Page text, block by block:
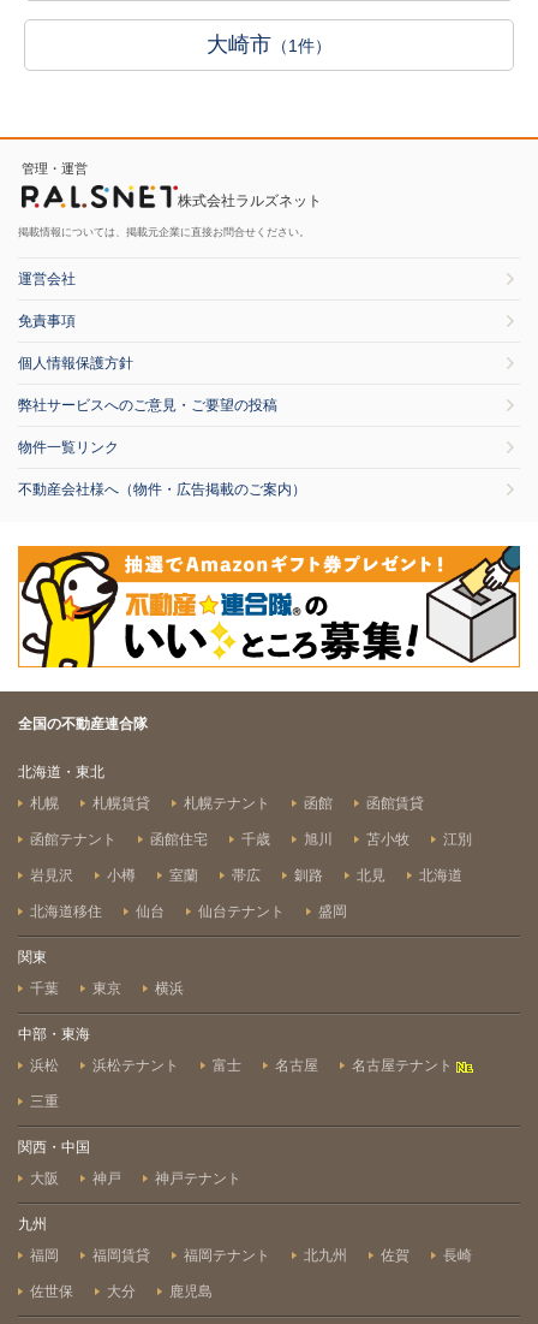
大崎市 （1件）
管理・運営
株式会社ラルズネット
掲載情報については、掲載元企業に直接お問合せください。
運営会社
免責事項
個人情報保護方針
弊社サービスへのご意見・ご要望の投稿
物件一覧リンク
不動産会社様へ（物件・広告掲載のご案内）
全国の不動産連合隊
北海道・東北
札幌
札幌賃貸 札幌テナント 函館 函館賃貸
函館テナント 函館住宅 千歳 旭川 苫小牧 江別
岩見沢 小樽 室蘭 帯広 釧路 北見 北海道
北海道移住 仙台 仙台テナント 盛岡
関東
千葉
東京 横浜
中部・東海
浜松
浜松テナント 富士 名古屋 名古屋テナント
三重
関西・中国
大阪
神戸 神戸テナント
九州
福岡
福岡賃貸 福岡テナント 北九州 佐賀 長崎
佐世保 大分 鹿児島